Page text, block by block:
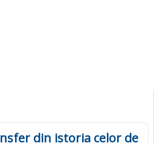
din istoria celor de